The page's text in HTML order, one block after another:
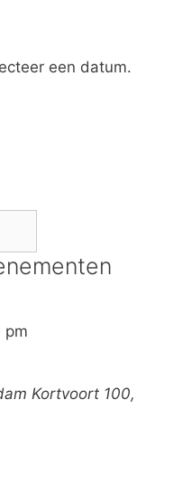
een datum.
pm
Kortvoort 100,